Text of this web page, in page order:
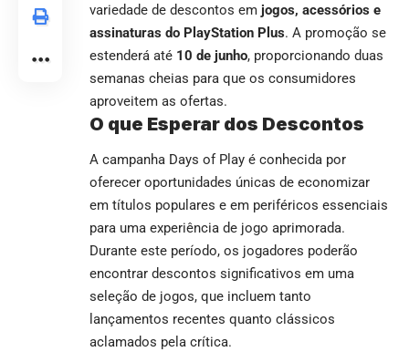
variedade de descontos em jogos, acessórios e
assinaturas do PlayStation Plus. A promoção se
estenderá até 10 de junho, proporcionando duas
semanas cheias para que os consumidores
aproveitem as ofertas.
O que Esperar dos Descontos
A campanha Days of Play é conhecida por
oferecer oportunidades únicas de economizar
em títulos populares e em periféricos essenciais
para uma experiência de jogo aprimorada.
Durante este período, os jogadores poderão
encontrar descontos significativos em uma
seleção de jogos, que incluem tanto
lançamentos recentes quanto clássicos
aclamados pela crítica.